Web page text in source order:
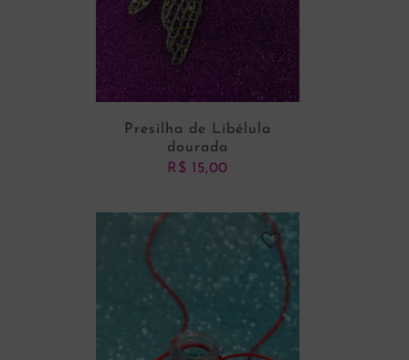
ADICIONAR AO CARRINHO
Presilha de Libélula
dourada
R$ 15,00